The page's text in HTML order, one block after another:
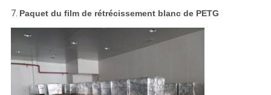
7. Paquet du film de rétrécissement blanc de PETG